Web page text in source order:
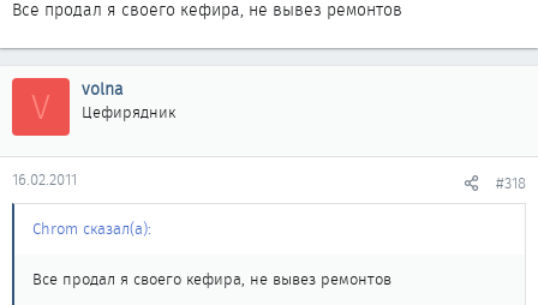
Все продал я своего кефира, не вывез ремонтов
V volna
Цефирядник
16.02.2011 #318
Chrom сказал(а):
Все продал я своего кефира, не вывез ремонтов